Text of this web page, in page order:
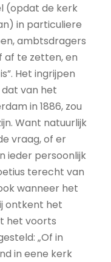
(opdat de kerk
in particuliere
ambtsdragers
af te zetten, en
Het ingrijpen
dat van het
in 1886, zou
Want natuurlijk
vraag, of er
ieder persoonlijk
terecht van
wanneer het
ontkent het
het voorts
„Of in
in eene kerk